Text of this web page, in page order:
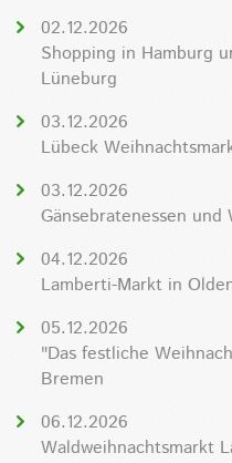
02.12.2026
Shopping in Hamburg
Lüneburg
03.12.2026
Lübeck
03.12.2026
Gänsebratenessen
04.12.2026
Lamberti-Markt in
05.12.2026
"Das festliche
Bremen
06.12.2026
Waldweihnachtsmarkt